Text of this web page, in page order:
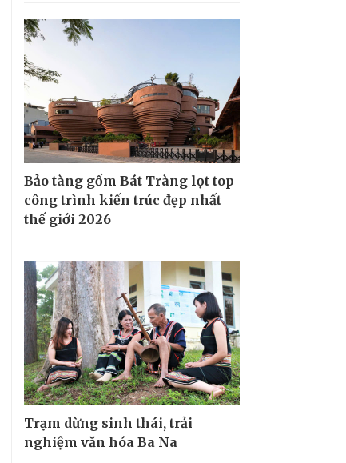
Bảo tàng gốm Bát Tràng lọt top
công trình kiến trúc đẹp nhất
thế giới 2026
Trạm dừng sinh thái, trải
nghiệm văn hóa Ba Na